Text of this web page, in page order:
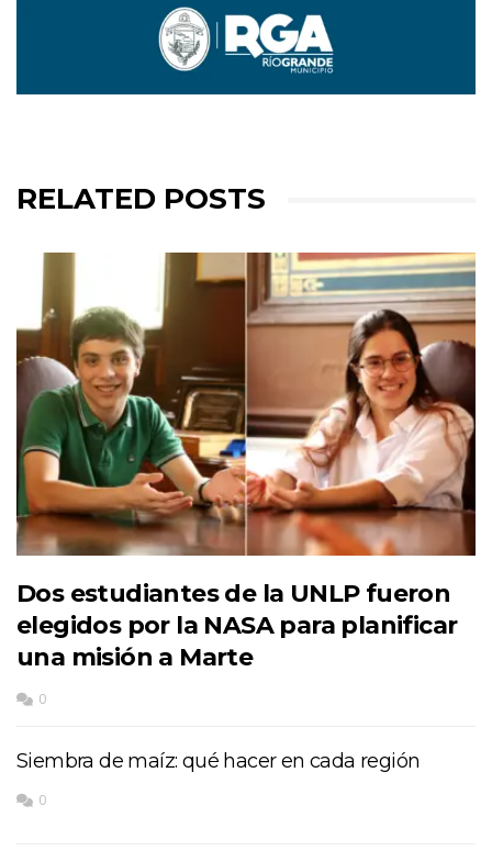
RELATED POSTS
Dos estudiantes de la UNLP fueron
elegidos por la NASA para planificar
una misión a Marte
0
Siembra de maíz: qué hacer en cada región
0